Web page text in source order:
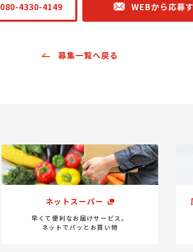
080-4330-4149 WEBから応募
募集一覧へ戻る
ネットスーパー
早くて便利なお届けサービス。
ネットでパッとお買い物